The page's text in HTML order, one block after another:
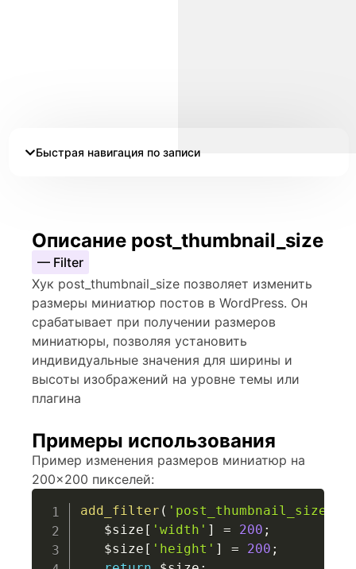
Быстрая навигация по записи
Описание post_thumbnail_size
— Filter
Хук post_thumbnail_size позволяет изменить
размеры миниатюр постов в WordPress. Он
срабатывает при получении размеров
миниатюры, позволяя установить
индивидуальные значения для ширины и
высоты изображений на уровне темы или
плагина
Примеры использования
Пример изменения размеров миниатюр на
200×200 пикселей:
add_filter ( 'post_thumbnail_size'
$size [ 'width' ] = 200 ;
$size [ 'height' ] = 200 ;